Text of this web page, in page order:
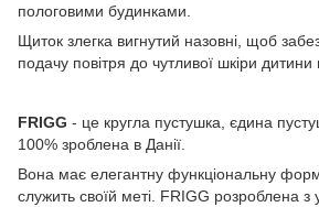
пологовими будинками.
Щиток злегка вигнутий назовні, щоб
подачу повітря до чутливої ​​шкіри дитини
FRIGG - це кругла пустушка, єдина
100% зроблена в Данії.
Вона має елегантну функціональну
служить своїй меті. FRIGG розроблена